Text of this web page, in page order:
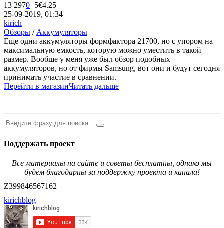
13 2970+5€4.25
25-09-2019, 01:34
kirich
Обзоры / Аккумуляторы
Еще одни аккумуляторы формфактора 21700, но с упором на
максимальную емкость, которую можно уместить в такой
размер. Вообще у меня уже был обзор подобных
аккумуляторов, но от фирмы Samsung, вот они и будут сегодня
принимать участие в сравнении.
Перейти в магазинЧитать дальше
Поддержать проект
Все материалы на сайте и советы бесплатны, однако мы
будем благодарны за поддержку проекта и канала!
Z399846567162
kirichblog